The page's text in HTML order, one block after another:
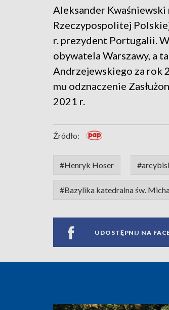
Aleksander Kwaśniewski
Rzeczypospolitej
r. prezydent Portugalii.
obywatela Warszawy, a
Andrzejewskiego za rok
mu odznaczenie
2021 r.
Źródło:
#Henryk Hoser
#Bazylika katedralna św.
UDOSTĘPNIJ NA